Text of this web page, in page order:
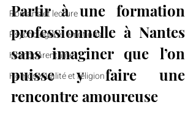
Romans et lecture
Psychologie et émotions
Homoparentalité
Homosexualité et religion
Partir à une formation
professionnelle à Nantes
sans imaginer que l’on
puisse y faire une
rencontre amoureuse